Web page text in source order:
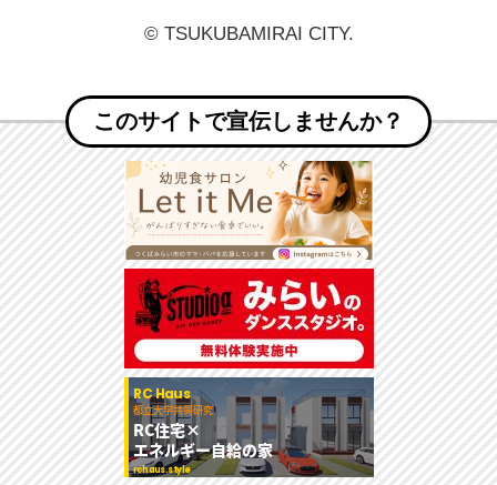
© TSUKUBAMIRAI CITY.
このサイトで宣伝しませんか？